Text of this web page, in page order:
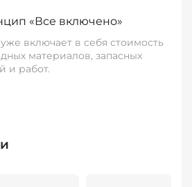
«Все включено»
включает в себя стоимость
материалов, запасных
и работ.